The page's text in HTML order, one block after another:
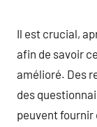
Il est crucial,
afin de savoir
amélioré. Des
des
peuvent fournir